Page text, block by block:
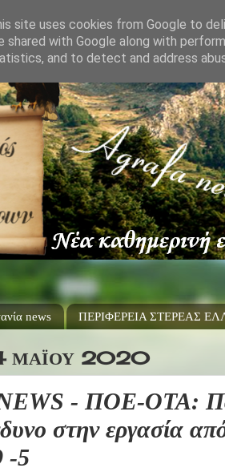
news ΠΕΡΙΦΕΡΕΙΑ ΣΤΕΡΕΑΣ
ΜΑΪ́ΟΥ 2020
- ΠΟΕ-ΟΤΑ:
στην εργασία
-5
site uses cookies from Google to
shared with Google along with
and to detect and address